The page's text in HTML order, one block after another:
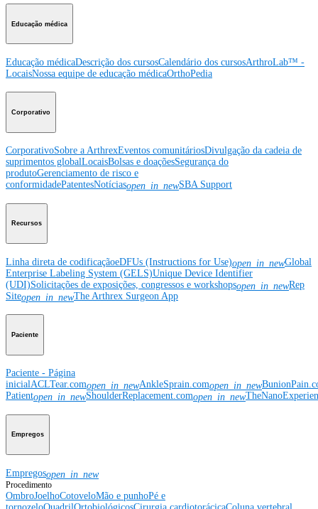
Educação médica
Educação médicaDescrição dos cursosCalendário dos cursosArthroLab™ -
LocaisNossa equipe de educação médicaOrthoPedia
Corporativo
CorporativoSobre a ArthrexEventos comunitáriosDivulgação da cadeia de
suprimentos globalLocaisBolsas e doaçõesSegurança do
produtoGerenciamento de risco e
conformidadePatentesNotíciasopen_in_newSBA Support
Recursos
Linha direta de codificaçãoeDFUs (Instructions for Use)open_in_newGlobal
Enterprise Labeling System (GELS)Unique Device Identifier
(UDI)Solicitações de exposições, congressos e workshopsopen_in_newRep
Siteopen_in_newThe Arthrex Surgeon App
Paciente
Paciente - Página
inicialACLTear.comopen_in_newAnkleSprain.comopen_in_new
Patientopen_in_newShoulderReplacement.comopen_in_new
Empregos
Empregosopen_in_new
Procedimento
OmbroJoelhoCotoveloMão e punhoPé e